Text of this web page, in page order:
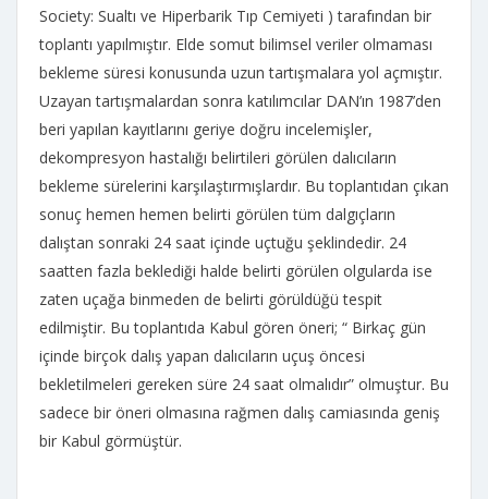
Society: Sualtı ve Hiperbarik Tıp Cemiyeti ) tarafından bir
toplantı yapılmıştır. Elde somut bilimsel veriler olmaması
bekleme süresi konusunda uzun tartışmalara yol açmıştır.
Uzayan tartışmalardan sonra katılımcılar DAN’ın 1987’den
beri yapılan kayıtlarını geriye doğru incelemişler,
dekompresyon hastalığı belirtileri görülen dalıcıların
bekleme sürelerini karşılaştırmışlardır. Bu toplantıdan çıkan
sonuç hemen hemen belirti görülen tüm dalgıçların
dalıştan sonraki 24 saat içinde uçtuğu şeklindedir. 24
saatten fazla beklediği halde belirti görülen olgularda ise
zaten uçağa binmeden de belirti görüldüğü tespit
edilmiştir. Bu toplantıda Kabul gören öneri; “ Birkaç gün
içinde birçok dalış yapan dalıcıların uçuş öncesi
bekletilmeleri gereken süre 24 saat olmalıdır” olmuştur. Bu
sadece bir öneri olmasına rağmen dalış camiasında geniş
bir Kabul görmüştür.